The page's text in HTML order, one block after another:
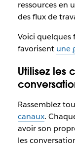
ressources en
des flux de
Voici quelques
favorisent une
Utilisez les
Rassemblez
canaux.
avoir son
les